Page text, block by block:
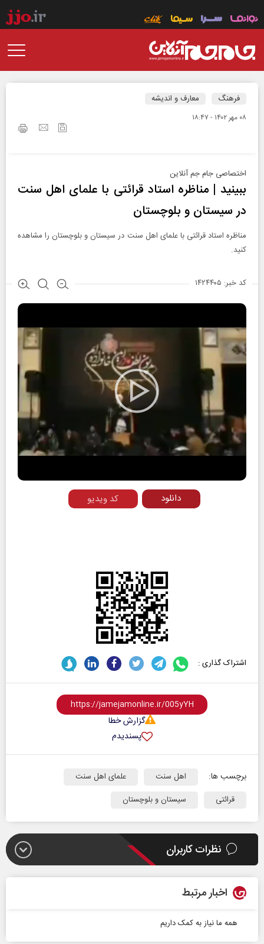
فرهنگ معارف و اندیشه
۰۸ مهر ۱۴۰۲ - ۱۸:۴۷
اختصاصی جام جم آنلاین
ببینید | مناظره استاد قرائتی با علمای اهل سنت
در سیستان و بلوچستان
مناظره استاد قرائتی با علمای اهل سنت در سیستان و بلوچستان را مشاهده
کنید.
کد خبر: ۱۴۲۴۴۰۵
Play
Video
کد ویدیو دانلود
اشتراک گذاری :
گزارش خطا
پسندیدم
برچسب ها: اهل سنت
علمای اهل سنت
قرائتی
سیستان و بلوچستان
نظرات کاربران
اخبار مرتبط
همه ما نیاز به کمک داریم